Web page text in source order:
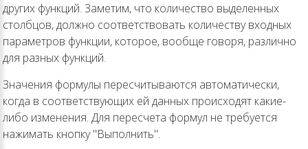
других функций. Заметим, что количество выделенных
столбцов, должно соответствовать количеству входных
параметров функции, которое, вообще говоря, различно
для разных функций.
Значения формулы пересчитываются автоматически,
когда в соответствующих ей данных происходят какие-
либо изменения. Для пересчета формул не требуется
нажимать кнопку "Выполнить".